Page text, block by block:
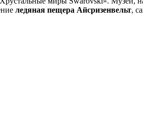
ледяная пещера Айсризенвельт,